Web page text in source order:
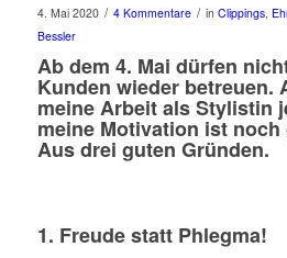
4. Mai 2020 / 4 Kommentare / in Clippings,
Bessler
Ab dem 4. Mai dürfen
Kunden wieder betreuen.
meine Arbeit als Stylistin
meine Motivation ist
Aus drei guten Gründen.
1. Freude statt Phlegma!